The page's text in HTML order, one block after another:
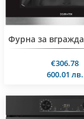
€306.78
600.01 лв.